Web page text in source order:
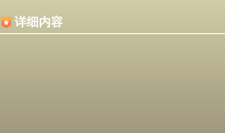
详细内容